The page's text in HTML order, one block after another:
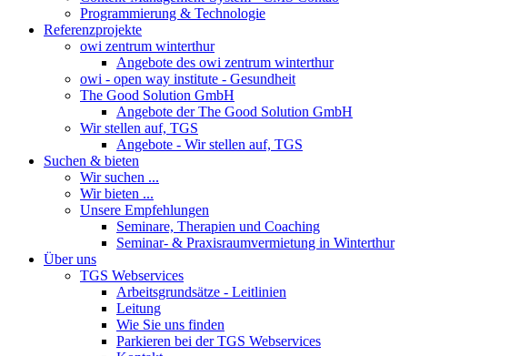
Programmierung & Technologie
Referenzprojekte
owi zentrum winterthur
Angebote des owi zentrum winterthur
owi - open way institute - Gesundheit
The Good Solution GmbH
Angebote der The Good Solution GmbH
Wir stellen auf, TGS
Angebote - Wir stellen auf, TGS
Suchen & bieten
Wir suchen ...
Wir bieten ...
Unsere Empfehlungen
Seminare, Therapien und Coaching
Seminar- & Praxisraumvermietung in Winterthur
Über uns
TGS Webservices
Arbeitsgrundsätze - Leitlinien
Leitung
Wie Sie uns finden
Parkieren bei der TGS Webservices